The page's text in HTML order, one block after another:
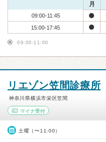
月
09:00-11:45
15:00-17:45
09:00-11:00
リエゾン笠間診療所
神奈川県横浜市栄区笠間
マイナ受付
土曜（〜11:00）